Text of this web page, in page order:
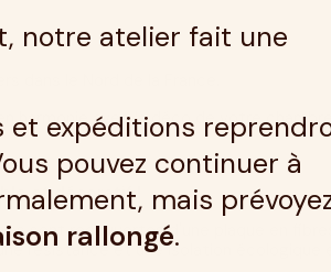
dans le Nord de la France.
harmonie avec la déco de votre
et décoratif !
sont recouvertes d'une plaque en
résistance et une isolation
notre atelier fait une
et expéditions
pouvez continuer à
mais
rallongé.